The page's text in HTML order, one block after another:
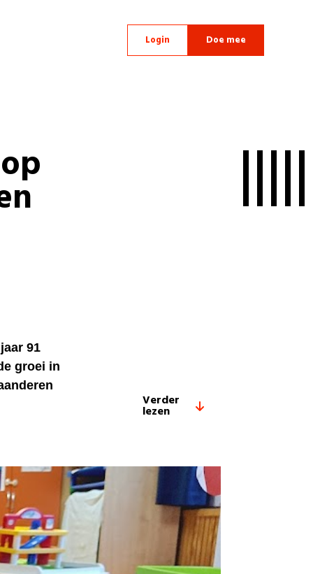
Login Doe mee
91
groei in
Verder
lezen